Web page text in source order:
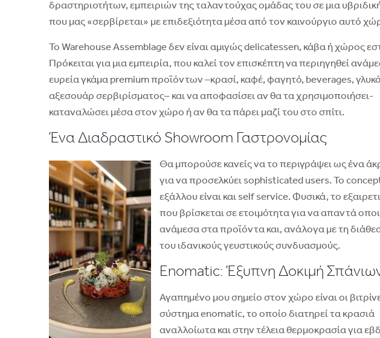
δραστηριοτήτων, εμπειριών της ταλαντούχας ομάδας του σε μια
που μας «σερβίρεται» με επιδεξιότητα μέσα από τον καινούργιο αυτό
Το Warehouse Assemblage δεν είναι αμιγώς delicatessen, κάβα ή χώρος
Πρόκειται για μια εμπειρία, που καλεί τον επισκέπτη να περιηγηθεί
ευρεία γκάμα premium προϊόντων –κρασί, καφέ, φαγητό, beverages,
αξεσουάρ σερβιρίσματος– και να αποφασίσει αν θα τα χρησιμοποιήσει-
καταναλώσει μέσα στον χώρο ή αν θα τα πάρει μαζί του στο σπίτι.
Ένα Διαδραστικό Showroom Γαστρονομίας
Θα μπορούσε κανείς να το περιγράψει ως ένα
για να προσελκύει sophisticated users. Το
εξάλλου είναι και self service. Φυσικά, το
που βρίσκεται σε ετοιμότητα για να απαντά
ανάμεσα στα προϊόντα και, ανάλογα με τη
του ιδανικούς γευστικούς συνδυασμούς.
Enomatic: Έξυπνη Δοκιμή
Αγαπημένο μου σημείο στον χώρο είναι οι
σύστημα enomatic, το οποίο διατηρεί τα κρασιά
αναλλοίωτα και στην τέλεια θερμοκρασία για